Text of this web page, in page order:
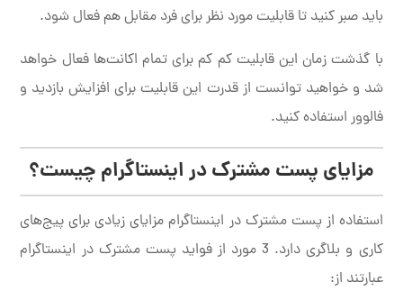
باید صبر کنید تا قابلیت مورد نظر برای فرد مقابل هم فعال شود.
با گذشت زمان این قابلیت کم کم برای تمام اکانت‌ها فعال خواهد
شد و خواهید توانست از قدرت این قابلیت برای افزایش بازدید و
فالوور استفاده کنید.
مزایای پست مشترک در اینستاگرام چیست؟
استفاده از پست مشترک در اینستاگرام مزایای زیادی برای پیج‌های
کاری و بلاگری دارد. 3 مورد از فواید پست مشترک در اینستاگرام
عبارتند از: